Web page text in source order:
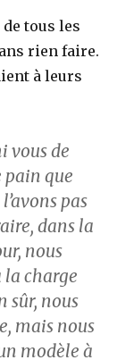
tous les
rien faire.
à leurs
vous de
pain que
pas
dans la
nous
la charge
sûr, nous
mais nous
modèle à